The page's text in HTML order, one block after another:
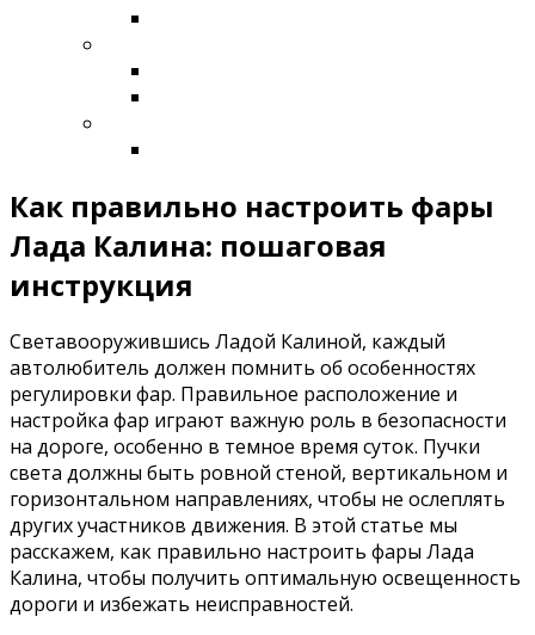
Как правильно настроить фары
Лада Калина: пошаговая
инструкция
Светавооружившись Ладой Калиной, каждый
автолюбитель должен помнить об особенностях
регулировки фар. Правильное расположение и
настройка фар играют важную роль в безопасности
на дороге, особенно в темное время суток. Пучки
света должны быть ровной стеной, вертикальном и
горизонтальном направлениях, чтобы не ослеплять
других участников движения. В этой статье мы
расскажем, как правильно настроить фары Лада
Калина, чтобы получить оптимальную освещенность
дороги и избежать неисправностей.